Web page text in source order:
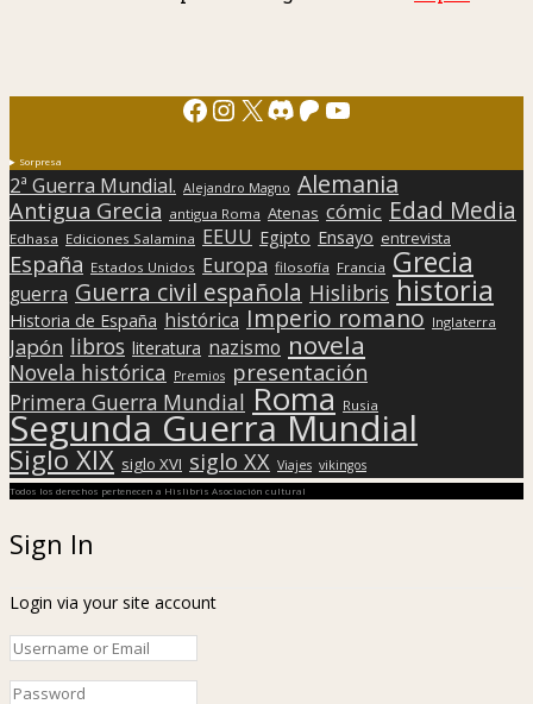
Facebook
Instagram
X Discord
Patreon
YouTube
Sorpresa
2ª Guerra Mundial. Alejandro Magno Alemania
Antigua Grecia antigua Roma Atenas cómic Edad Media
Edhasa Ediciones Salamina EEUU Egipto Ensayo entrevista
España Estados Unidos Europa filosofía Francia Grecia
guerra Guerra civil española Hislibris historia
Historia de España histórica Imperio romano Inglaterra
Japón libros literatura nazismo novela
Novela histórica Premios presentación
Primera Guerra Mundial Roma Rusia
Segunda Guerra Mundial
Siglo XIX siglo XVI siglo XX Viajes vikingos
Todos los derechos pertenecen a Hislibris Asociación cultural
Sign In
Login via your site account